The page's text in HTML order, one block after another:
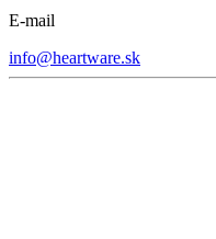
E-mail
info@heartware.sk